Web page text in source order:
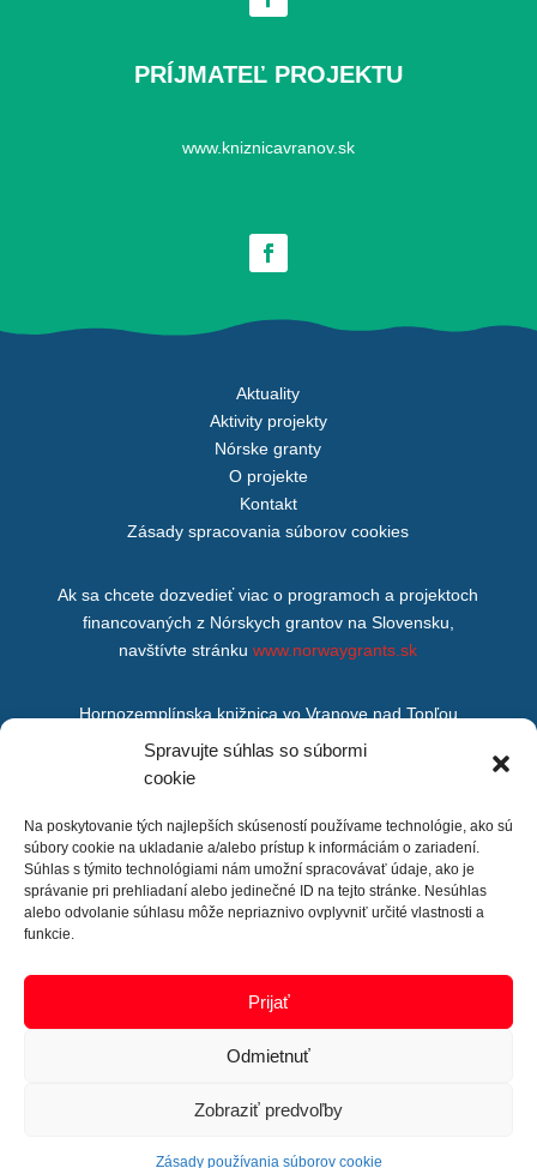
Spravujte súhlas so súbormi
cookie
Na poskytovanie tých najlepších skúseností používame technológie, ako sú
súbory cookie na ukladanie a/alebo prístup k informáciám o zariadení.
Súhlas s týmito technológiami nám umožní spracovávať údaje, ako je
správanie pri prehliadaní alebo jedinečné ID na tejto stránke. Nesúhlas
alebo odvolanie súhlasu môže nepriaznivo ovplyvniť určité vlastnosti a
funkcie.
Prijať
Odmietnuť
Zobraziť predvoľby
Zásady používania súborov cookie
PRÍJMATEĽ PROJEKTU
www.kniznicavranov.sk
Aktuality
Aktivity projekty
Nórske granty
O projekte
Kontakt
Zásady spracovania súborov cookies
Ak sa chcete dozvedieť viac o programoch a projektoch
financovaných z Nórskych grantov na Slovensku,
navštívte stránkuwww.norwaygrants.sk
Hornozemplínska knižnica vo Vranove nad Topľou
M. R. Štefánika 875/200,